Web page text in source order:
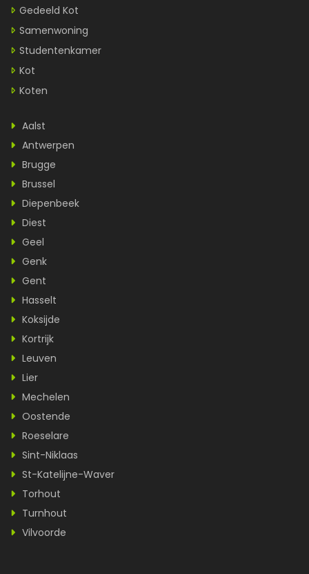
Gedeeld Kot
Samenwoning
Studentenkamer
Kot
Koten
Aalst
Antwerpen
Brugge
Brussel
Diepenbeek
Diest
Geel
Genk
Gent
Hasselt
Koksijde
Kortrijk
Leuven
Lier
Mechelen
Oostende
Roeselare
Sint-Niklaas
St-Katelijne-Waver
Torhout
Turnhout
Vilvoorde